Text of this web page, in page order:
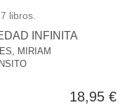
7 libros.
INFINITA
MIRIAM
18,95 €